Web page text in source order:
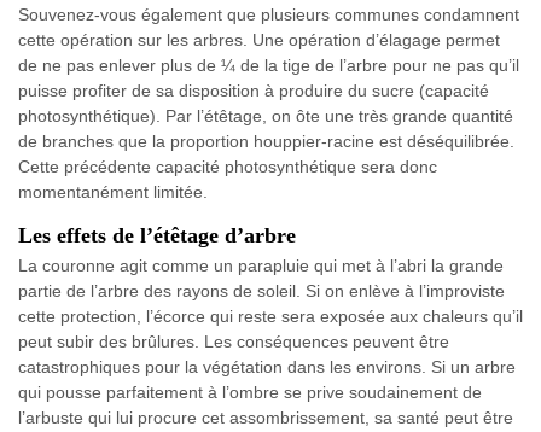
Souvenez-vous également que plusieurs communes condamnent
cette opération sur les arbres. Une opération d’élagage permet
de ne pas enlever plus de ¼ de la tige de l’arbre pour ne pas qu’il
puisse profiter de sa disposition à produire du sucre (capacité
photosynthétique). Par l’étêtage, on ôte une très grande quantité
de branches que la proportion houppier-racine est déséquilibrée.
Cette précédente capacité photosynthétique sera donc
momentanément limitée.
Les effets de l’étêtage d’arbre
La couronne agit comme un parapluie qui met à l’abri la grande
partie de l’arbre des rayons de soleil. Si on enlève à l’improviste
cette protection, l’écorce qui reste sera exposée aux chaleurs qu’il
peut subir des brûlures. Les conséquences peuvent être
catastrophiques pour la végétation dans les environs. Si un arbre
qui pousse parfaitement à l’ombre se prive soudainement de
l’arbuste qui lui procure cet assombrissement, sa santé peut être